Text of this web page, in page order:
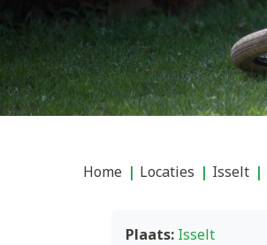
Home Locaties Isselt
Plaats: Isselt